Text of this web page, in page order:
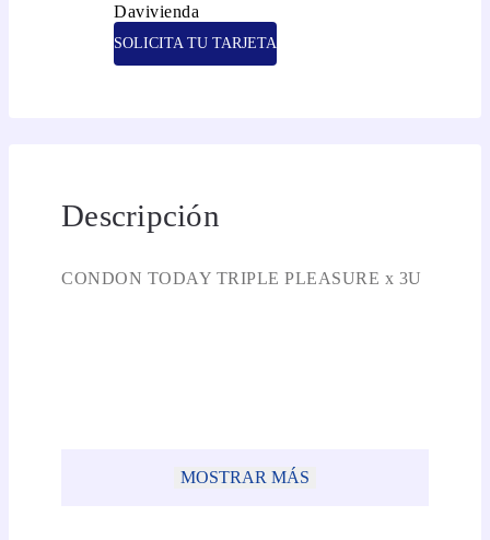
SOLICITA TU TARJETA
Descripción
CONDON TODAY TRIPLE PLEASURE x 3U
MOSTRAR MÁS